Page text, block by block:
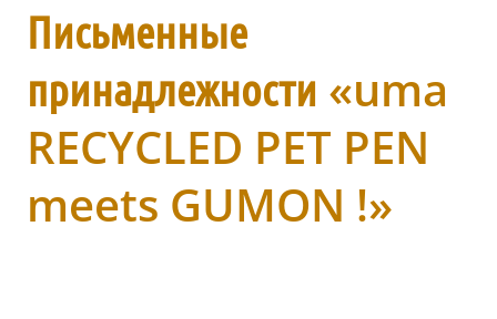
Письменные
принадлежности «uma
RECYCLED PET PEN
meets GUMON !»